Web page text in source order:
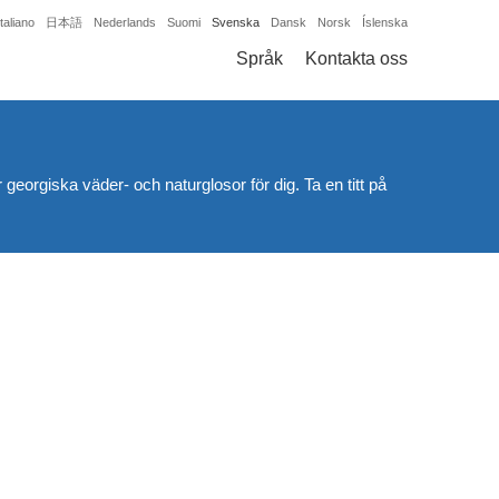
日本語 Nederlands Suomi Svenska Dansk Norsk Íslenska
Språk Kontakta oss
väder- och naturglosor för dig. Ta en titt på